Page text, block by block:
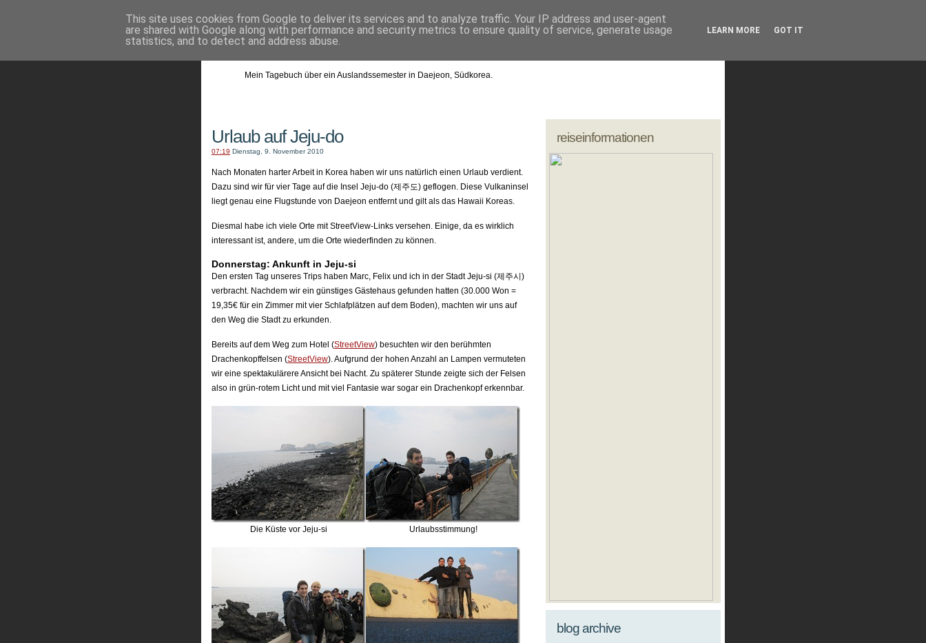
Dennis' Blog
Mein Tagebuch über ein Auslandssemester in Daejeon, Südkorea.
blogs meiner freunde
Sarah Rugenin Australien
Urlaub auf Jeju-do
07:19 Dienstag, 9. November 2010
Nach Monaten harter Arbeit in Korea haben wir uns natürlich einen Urlaub verdient.
Dazu sind wir für vier Tage auf die Insel Jeju-do (제주도) geflogen. Diese Vulkaninsel
liegt genau eine Flugstunde von Daejeon entfernt und gilt als das Hawaii Koreas.
Diesmal habe ich viele Orte mit StreetView-Links versehen. Einige, da es wirklich
interessant ist, andere, um die Orte wiederfinden zu können.
Donnerstag: Ankunft in Jeju-si
Den ersten Tag unseres Trips haben Marc, Felix und ich in der Stadt Jeju-si (제주시)
verbracht. Nachdem wir ein günstiges Gästehaus gefunden hatten (30.000 Won =
19,35€ für ein Zimmer mit vier Schlafplätzen auf dem Boden), machten wir uns auf
den Weg die Stadt zu erkunden.
Bereits auf dem Weg zum Hotel (StreetView) besuchten wir den berühmten
Drachenkopffelsen (StreetView). Aufgrund der hohen Anzahl an Lampen vermuteten
wir eine spektakulärere Ansicht bei Nacht. Zu späterer Stunde zeigte sich der Felsen
also in grün-rotem Licht und mit viel Fantasie war sogar ein Drachenkopf erkennbar.
Die Küste vor Jeju-si Urlaubsstimmung!
reiseinformationen
blog archive
This site uses cookies from Google to deliver its services and to analyze traffic. Your IP address and user-agent
are shared with Google along with performance and security metrics to ensure quality of service, generate usage
statistics, and to detect and address abuse.
LEARN MORE GOT IT